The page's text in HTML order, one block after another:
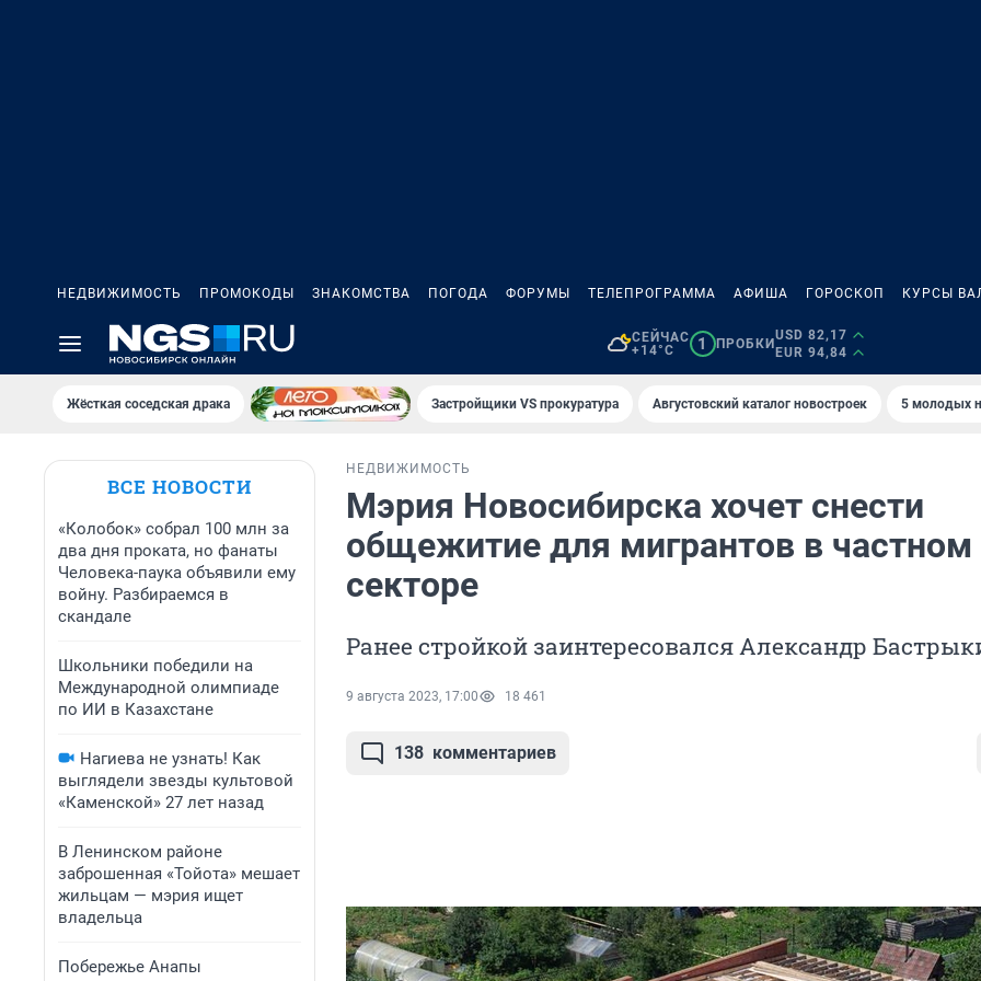
НЕДВИЖИМОСТЬ ПРОМОКОДЫ ЗНАКОМСТВА ПОГОДА ФОРУМЫ ТЕЛЕПРОГРАММА АФИША ГОРОСКОП КУРСЫ
СЕЙЧАС
+14°C
1 ПРОБКИ
USD 82,17
EUR 94,84
Жёсткая соседская драка Застройщики VS прокуратура Августовский каталог новостроек 5 молодых
ВСЕ НОВОСТИ
«Колобок» собрал 100 млн за
два дня проката, но фанаты
Человека-паука объявили ему
войну. Разбираемся в
скандале
Школьники победили на
Международной олимпиаде
по ИИ в Казахстане
Нагиева не узнать! Как
выглядели звезды культовой
«Каменской» 27 лет назад
В Ленинском районе
заброшенная «Тойота» мешает
жильцам — мэрия ищет
владельца
Побережье Анапы
НЕДВИЖИМОСТЬ
Мэрия Новосибирска хочет снести
общежитие для мигрантов в частном
секторе
Ранее стройкой заинтересовался Александр
9 августа 2023, 17:00 18 461
138 комментариев